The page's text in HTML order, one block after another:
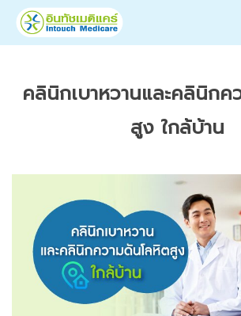
คลินิกเบาหวานและคลินิกค
สูง ใกล้บ้าน